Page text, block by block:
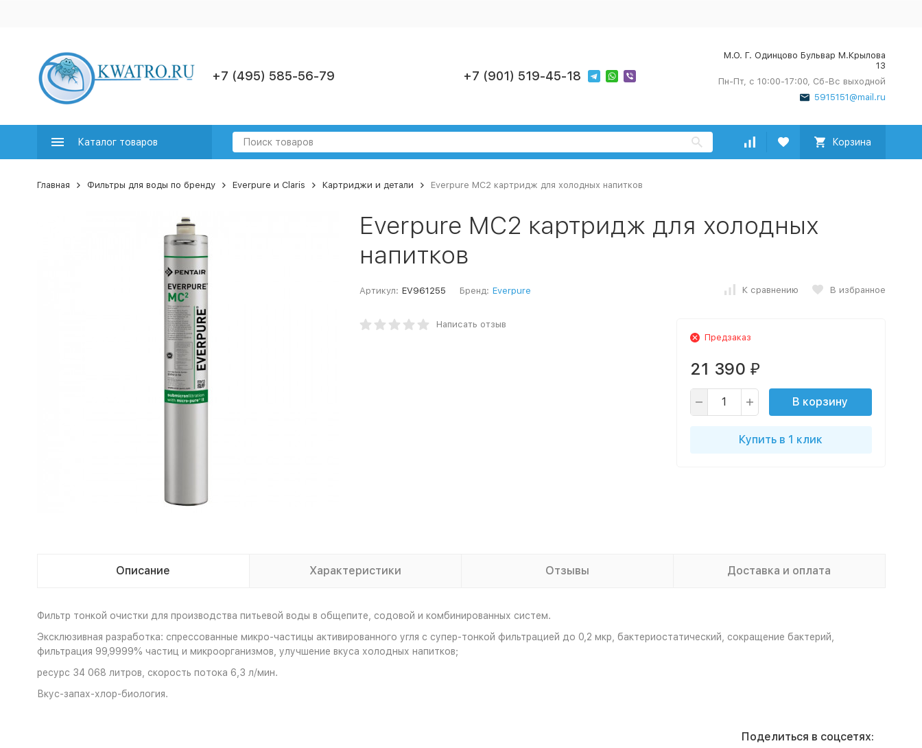
+7 (495) 585-56-79 +7 (901) 519-45-18
М.О. Г. Одинцово Бульвар М.Крылова
13
Пн-Пт, с 10:00-17:00, Сб-Вс выходной
5915151@mail.ru
Каталог товаров Корзина
Главная Фильтры для воды по бренду Everpure и Claris Картриджи и детали Everpure MC2 картридж для холодных напитков
Everpure MC2 картридж для холодных
напитков
Артикул: EV961255 Бренд: Everpure К сравнению В избранное
Написать отзыв
Предзаказ
21 390 ₽
В корзину
Купить в 1 клик
Описание Характеристики Отзывы Доставка и оплата
Фильтр тонкой очистки для производства питьевой воды в общепите, содовой и комбинированных систем.
Эксклюзивная разработка: спрессованные микро-частицы активированного угля с супер-тонкой фильтрацией до 0,2 мкр, бактериостатический, сокращение бактерий,
фильтрация 99,9999% частиц и микроорганизмов, улучшение вкуса холодных напитков;
ресурс 34 068 литров, скорость потока 6,3 л/мин.
Вкус-запах-хлор-биология.
Поделиться в соцсетях: